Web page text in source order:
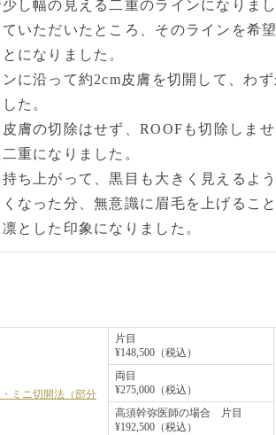
し幅の見える二重のラインになりまし
いただいたところ、そのラインを希
になりました。
に沿って約2cm皮膚を切開して、わ
た。
膚の切除はせず、ROOFも切除しませ
重になりました。
ち上がって、黒目も大きく見えるよ
なった分、無意識に眉毛を上げるこ
とした印象になりました。
ミニ切開法（部分
片目
¥148,500（税込）
両目
¥275,000（税込）
高須幹弥医師の場合 片目
¥192,500（税込）